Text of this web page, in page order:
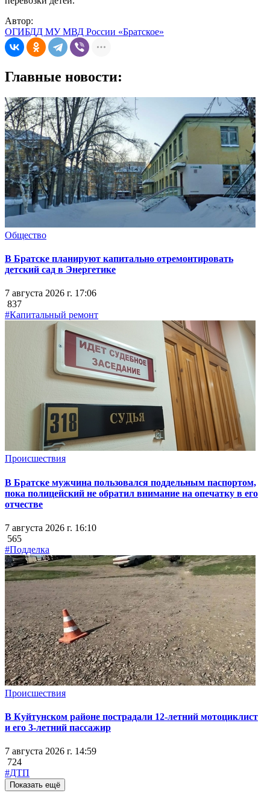
Автор:
ОГИБДД МУ МВД России «Братское»
Главные новости:
Общество
В Братске планируют капитально отремонтировать
детский сад в Энергетике
7 августа 2026 г. 17:06
837
#Капитальный ремонт
Происшествия
В Братске мужчина пользовался поддельным паспортом,
пока полицейский не обратил внимание на опечатку в его
отчестве
7 августа 2026 г. 16:10
565
#Подделка
Происшествия
В Куйтунском районе пострадали 12-летний мотоциклист
и его 3-летний пассажир
7 августа 2026 г. 14:59
724
#ДТП
Показать ещё